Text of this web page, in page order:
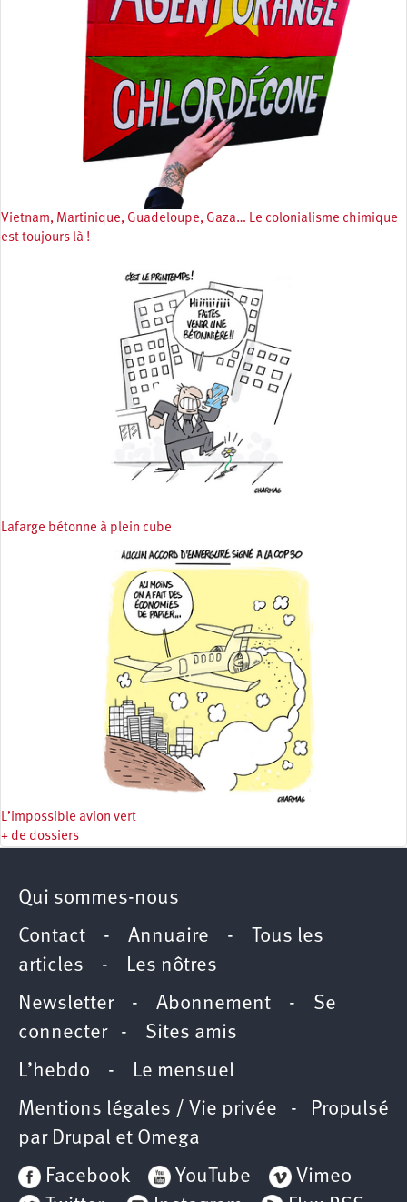
Vietnam, Martinique, Guadeloupe, Gaza… Le colonialisme chimique
est toujours là !
Lafarge bétonne à plein cube
L’impossible avion vert
+ de dossiers
Qui sommes-nous
Contact - Annuaire -
Tous les
articles - Les nôtres
Newsletter- Abonnement - Se
connecter- Sites amis
L’hebdo - Le mensuel
Mentions légales / Vie privée - Propulsé
par Drupal et Omega
Facebook
YouTube
Vimeo